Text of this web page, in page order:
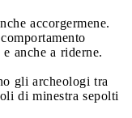
accorgermene.
anche a riderne.
gli archeologi tra
di minestra sepolti